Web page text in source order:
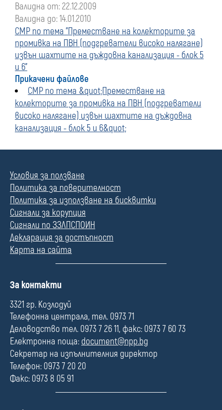
Валидна от: 22.12.2009
Валидна до: 14.01.2010
СМР по тема "Преместване на колекторите за
промивка на ПВН (подгреватели високо налягане)
извън шахтите на дъждовна канализация - блок 5
и 6"
Прикачени файлове
СМР по тема &quot;Преместване на
колекторите за промивка на ПВН (подгреватели
високо налягане) извън шахтите на дъждовна
канализация - блок 5 и 6&quot;
Условия за ползване
Политика за поверителност
Политика за използване на бисквитки
Сигнали за корупция
Сигнали по ЗЗЛПСПОИН
Декларация за достъпност
Карта на сайта
П
л
е
За контакти
3321 гр. Козлодуй
Телефонна централа, тел. 0973 71
Деловодство тел. 0973 7 26 11, факс: 0973 7 60 73
Електронна поща: document@npp.bg
Секретар на изпълнителния директор
Телефон: 0973 7 20 20
Факс: 0973 8 05 91